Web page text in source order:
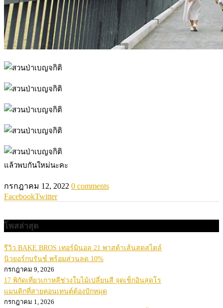
แล้วพบกันใหม่นะคะ
กรกฎาคม 12, 2022 0 comments
FacebookTwitter
โพสล่าสุด
รีวิว BAKE BROS เทอร์มินอล 21 พาสต้าเส้นสดสไตล์
นิวยอร์กบรันช์ พร้อมส่วนลด 10%
กรกฎาคม 9, 2026
17 พิกัดเที่ยวเกาหลีช่วงใบไม้เปลี่ยนสี จุดเช็กอินสุดโร
แมนติกที่สายคอนเทนต์ต้องปักหมุด
กรกฎาคม 1, 2026